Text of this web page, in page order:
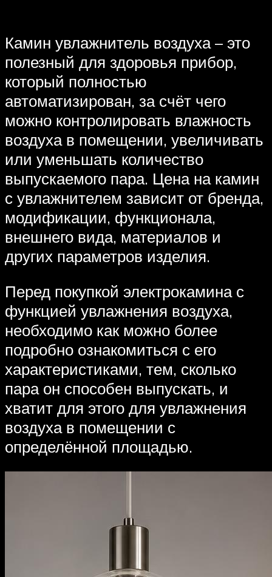
Камин увлажнитель воздуха – это
полезный для здоровья прибор,
который полностью
автоматизирован, за счёт чего
можно контролировать влажность
воздуха в помещении, увеличивать
или уменьшать количество
выпускаемого пара. Цена на камин
с увлажнителем зависит от бренда,
модификации, функционала,
внешнего вида, материалов и
других параметров изделия.
Перед покупкой электрокамина с
функцией увлажнения воздуха,
необходимо как можно более
подробно ознакомиться с его
характеристиками, тем, сколько
пара он способен выпускать, и
хватит для этого для увлажнения
воздуха в помещении с
определённой площадью.